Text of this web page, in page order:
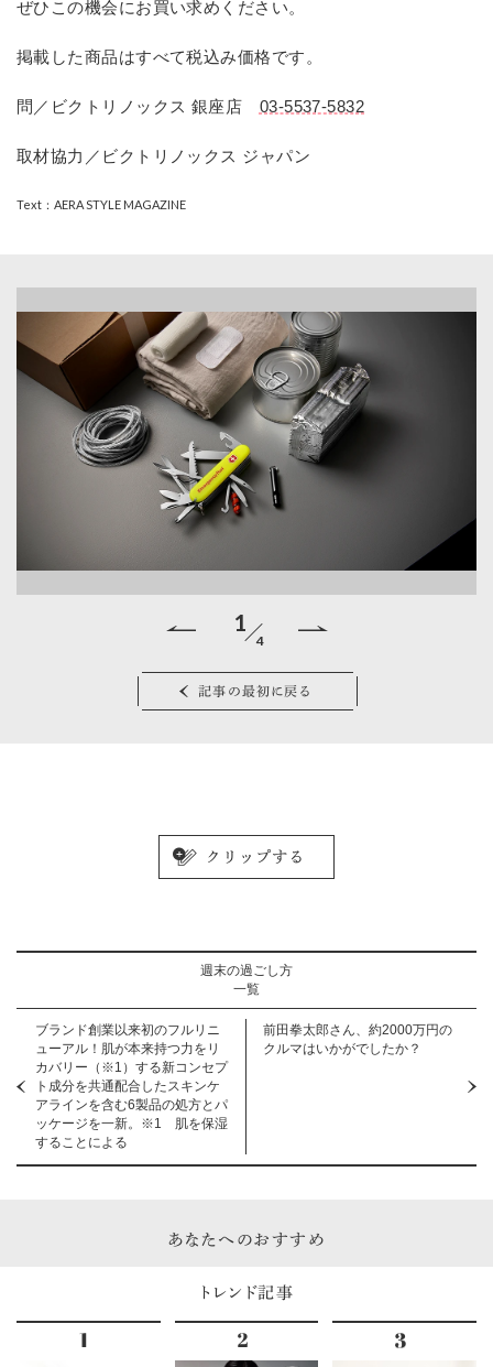
ぜひこの機会にお買い求めください。
掲載した商品はすべて税込み価格です。
問／ビクトリノックス 銀座店 03-5537-5832
取材協力／ビクトリノックス ジャパン
Text：AERA STYLE MAGAZINE
記事の最初に戻る
1
4
週末の過ごし方
一覧
ブランド創業以来初のフルリニ
ューアル！肌が本来持つ力をリ
カバリー（※1）する新コンセプ
ト成分を共通配合したスキンケ
アラインを含む6製品の処方とパ
ッケージを一新。※1 肌を保湿
することによる
前田拳太郎さん、約2000万円の
クルマはいかがでしたか？
あなたへのおすすめ
トレンド記事